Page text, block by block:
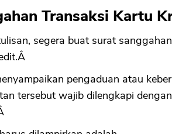
Transaksi Kartu
segera buat surat
pengaduan atau
tersebut wajib dilengkapi